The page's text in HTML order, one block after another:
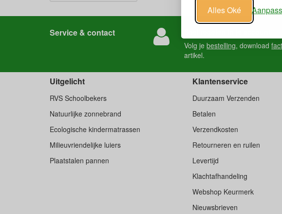
Alles Oké
Service & contact
Volg jebestelling, download
artikel.
Klantenservice
Duurzaam Verzenden
Betalen
Verzendkosten
Retourneren en ruilen
Levertijd
Klachtafhandeling
Webshop Keurmerk
Nieuwsbrieven
Uitgelicht
RVS Schoolbekers
Natuurlijke zonnebrand
Ecologische kindermatrassen
Milieuvriendelijke luiers
Plaatstalen pannen